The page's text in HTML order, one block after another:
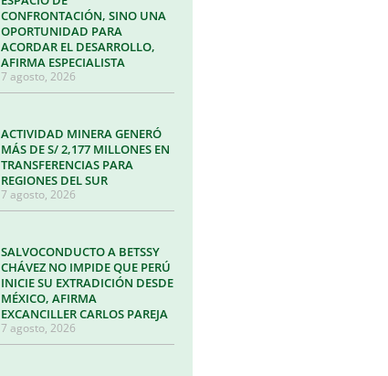
CONFRONTACIÓN, SINO UNA
OPORTUNIDAD PARA
ACORDAR EL DESARROLLO,
AFIRMA ESPECIALISTA
7 agosto, 2026
ACTIVIDAD MINERA GENERÓ
MÁS DE S/ 2,177 MILLONES EN
TRANSFERENCIAS PARA
REGIONES DEL SUR
7 agosto, 2026
SALVOCONDUCTO A BETSSY
CHÁVEZ NO IMPIDE QUE PERÚ
INICIE SU EXTRADICIÓN DESDE
MÉXICO, AFIRMA
EXCANCILLER CARLOS PAREJA
7 agosto, 2026